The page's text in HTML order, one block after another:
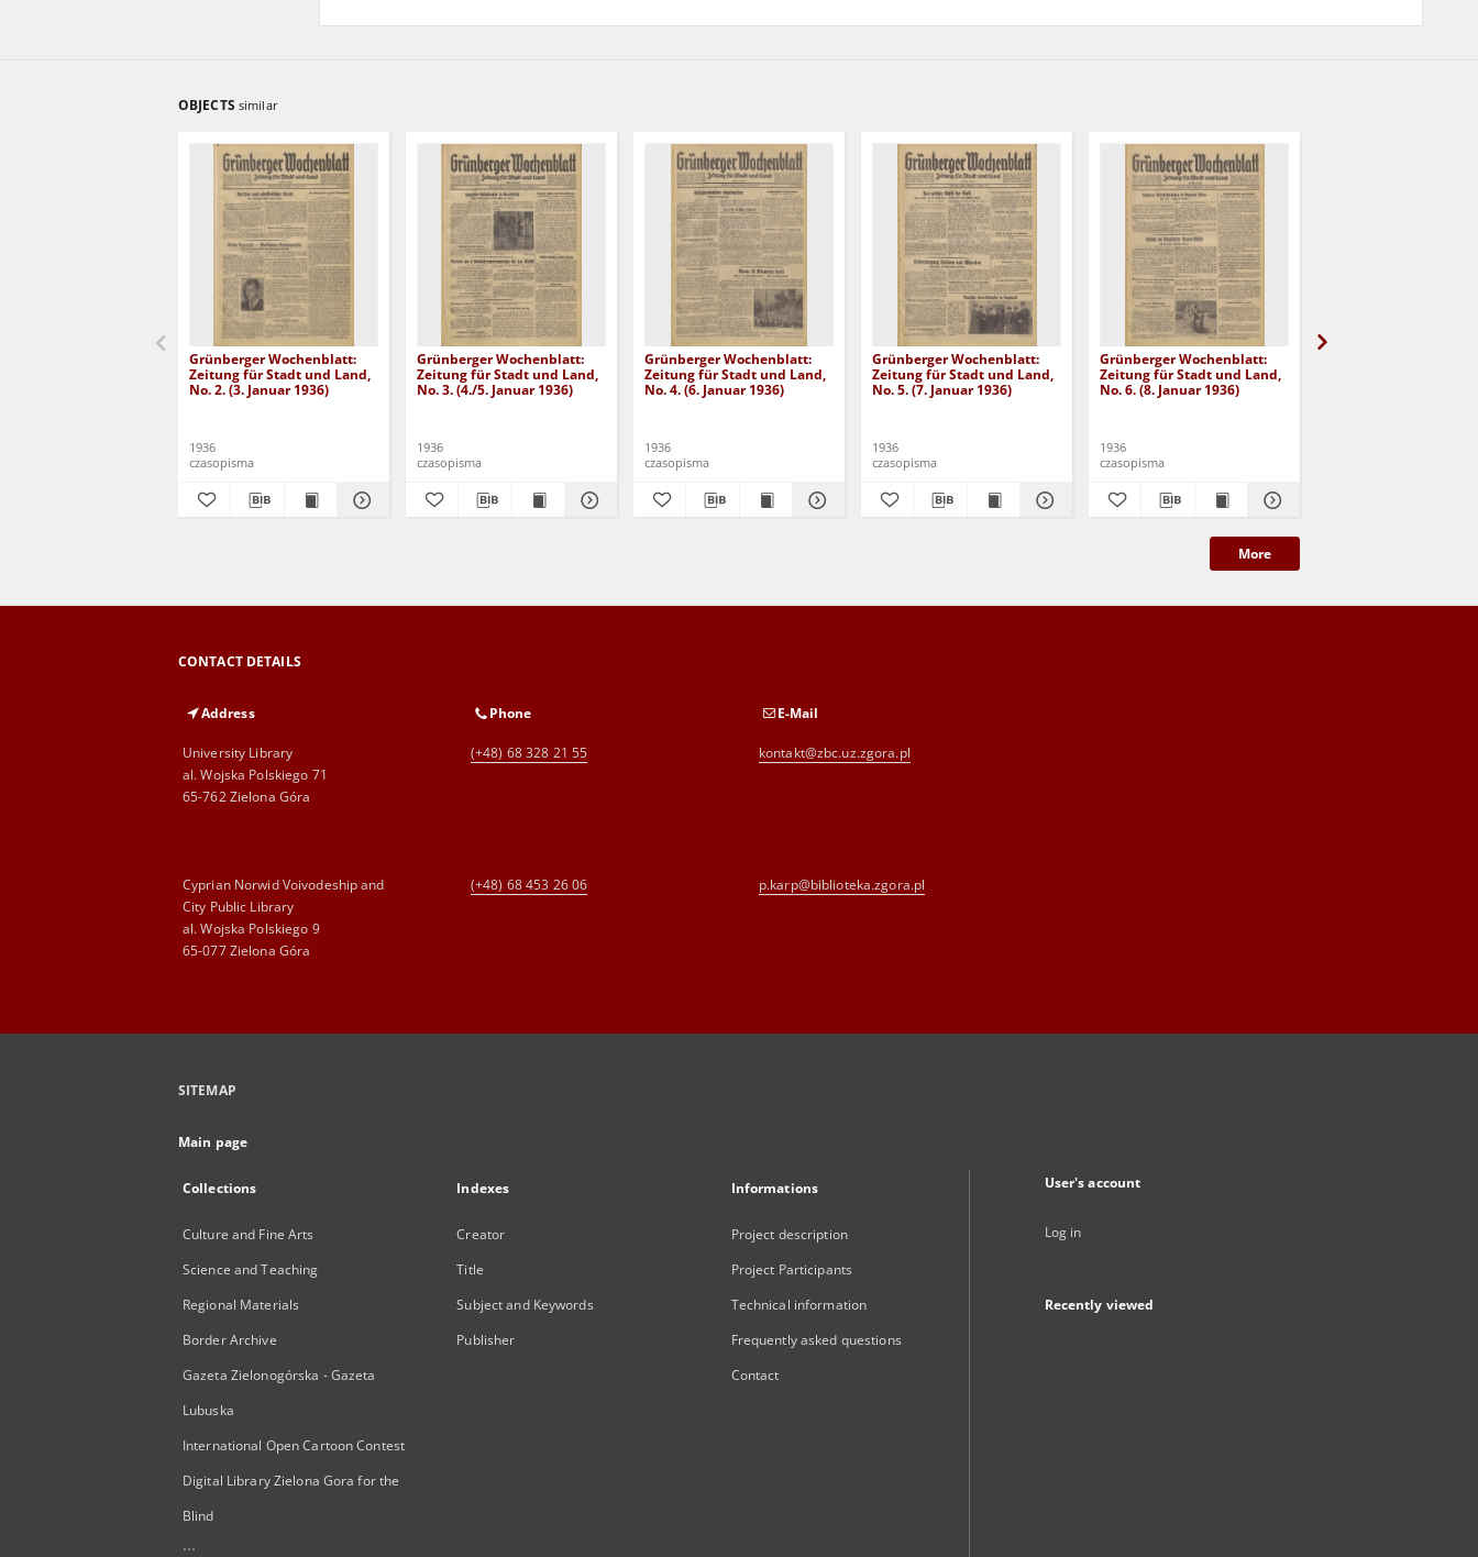
OBJECTS similar
Grünberger Wochenblatt:
Zeitung für Stadt und Land,
No. 2. (3. Januar 1936)
1936
czasopisma
Grünberger Wochenblatt:
Zeitung für Stadt und Land,
No. 3. (4./5. Januar 1936)
1936
czasopisma
Grünberger Wochenblatt:
Zeitung für Stadt und Land,
No. 4. (6. Januar 1936)
1936
czasopisma
Grünberger Wochenblatt:
Zeitung für Stadt und Land,
No. 5. (7. Januar 1936)
1936
czasopisma
Grünberger Wochenblatt:
Zeitung für Stadt und Land,
No. 6. (8. Januar 1936)
1936
czasopisma
More
CONTACT DETAILS
Address
University Library
al. Wojska Polskiego 71
65-762 Zielona Góra
Phone
(+48) 68 328 21 55
E-Mail
kontakt@zbc.uz.zgora.pl
Cyprian Norwid Voivodeship and
City Public Library
al. Wojska Polskiego 9
65-077 Zielona Góra
(+48) 68 453 26 06 p.karp@biblioteka.zgora.pl
SITEMAP
Main page
Collections
Culture and Fine Arts
Science and Teaching
Regional Materials
Border Archive
Gazeta Zielonogórska - Gazeta
Lubuska
International Open Cartoon Contest
Digital Library Zielona Gora for the
Blind
...
Indexes
Creator
Title
Subject and Keywords
Publisher
Informations
Project description
Project Participants
Technical information
Frequently asked questions
Contact
User's account
Log in
Recently viewed